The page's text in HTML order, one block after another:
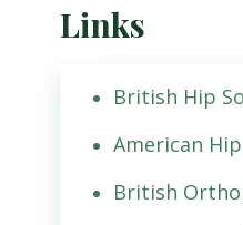
Links
British Hip
American
British